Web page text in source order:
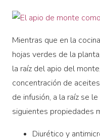
Mientras que en la
hojas verdes de la
la raíz del apio del
concentración de
de infusión, a la raíz se
siguientes propiedades
Diurético y